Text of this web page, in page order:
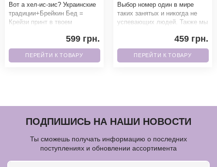
Вот а хел-ис-зис? Украинские
традиции+Брейкин Бед =
Крейзи принт в твоем
смогут пройти мимо.Б599 грн.
ПЕРЕЙТИ К ТОВАРУ
Выбор номер один в мире
таких занятых и никогда не
успевающих людей. Также мы
459 грн.
ПЕРЕЙТИ К ТОВАРУ
ПОДПИШИСЬ НА НАШИ НОВОСТИ
Ты сможешь получать информацию о последних
поступлениях и обновлении ассортимента